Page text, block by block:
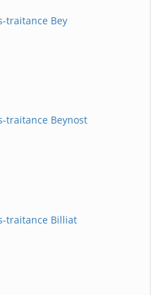
traitance Bey
traitance Beynost
traitance Billiat